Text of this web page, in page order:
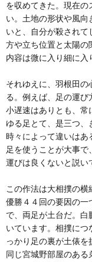
を収めてきた。現在の
い。土地の形状や風
いと、自分が殺され
方や立ち位置と太陽の
内容は微に入り細に入
それゆえに、羽根田
る。例えば、足の運
小遅速はありとも、常
ゆる足とて、是三つ
時々によって違いはあ
足を使うことが大事
運びは良くないと説い
この作法は大相撲の
優勝４４回の要因の一
で、両足が土台だ。
いています。相撲につ
っかり足の裏が土俵を
同じ宮城野部屋のあ